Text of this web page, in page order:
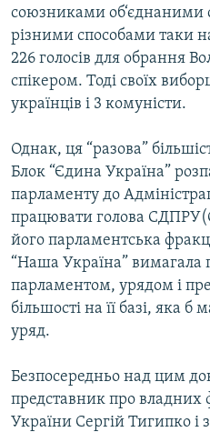
Усі сайти RFE/RL
союзниками об‘єднаними
різними способами таки
226 голосів для обрання
спікером. Тоді своїх
українців і 3 комуністи.
Однак, ця “разова”
Блок “Єдина Україна”
парламенту до
працювати голова
його парламентська
“Наша Україна” вимагала
парламентом, урядом і
більшості на її базі, яка
уряд.
Безпосередньо над цим
представник про владних
України Сергій Тигипко і